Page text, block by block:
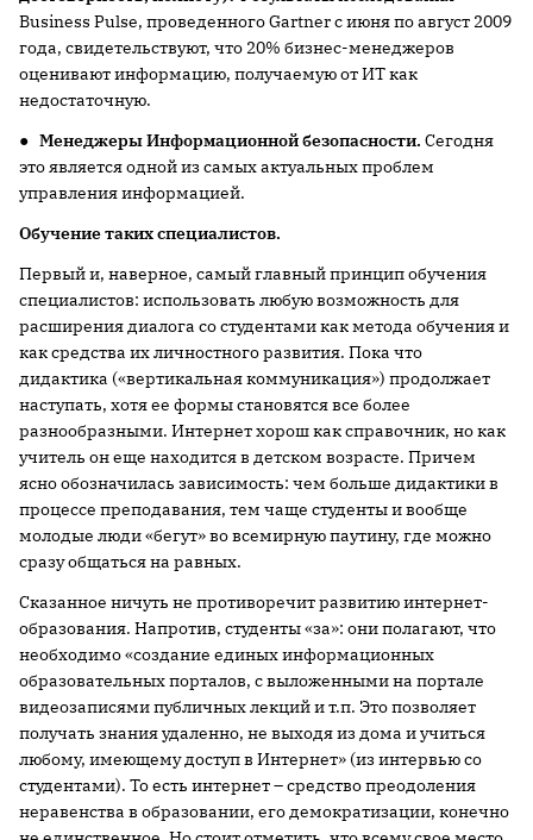
Business Pulse, проведенного Gartner с июня по август 2009
года, свидетельствуют, что 20% бизнес-менеджеров
оценивают информацию, получаемую от ИТ как
недостаточную.
● Менеджеры Информационной безопасности. Сегодня
это является одной из самых актуальных проблем
управления информацией.
Обучение таких специалистов.
Первый и, наверное, самый главный принципобучения
специалистов: использовать любую возможность для
расширения диалога со студентами как метода обучения и
как средства их личностного развития. Пока что
дидактика («вертикальная коммуникация») продолжает
наступать, хотя ее формы становятся все более
разнообразными. Интернет хорош как справочник, но как
учитель он еще находится в детском возрасте. Причем
ясно обозначилась зависимость: чем больше дидактики в
процессе преподавания, тем чаще студенты и вообще
молодые люди «бегут» во всемирную паутину, где можно
сразу общаться на равных.
Сказанное ничуть не противоречит развитию интернет-
образования. Напротив, студенты «за»: они полагают, что
необходимо «создание единых информационных
образовательных порталов, с выложенными на портале
видеозаписями публичных лекций и т.п. Это позволяет
получать знания удаленно, не выходя из дома и учиться
любому, имеющему доступ в Интернет» (из интервью со
студентами). То есть интернет – средство преодоления
неравенства в образовании, его демократизации, конечно